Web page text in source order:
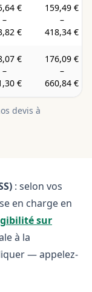
€
–
€
159,49 €
–
418,34 €
€
–
€
176,09 €
–
660,84 €
devis à
: selon vos
en charge en
sur
à la
— appelez-